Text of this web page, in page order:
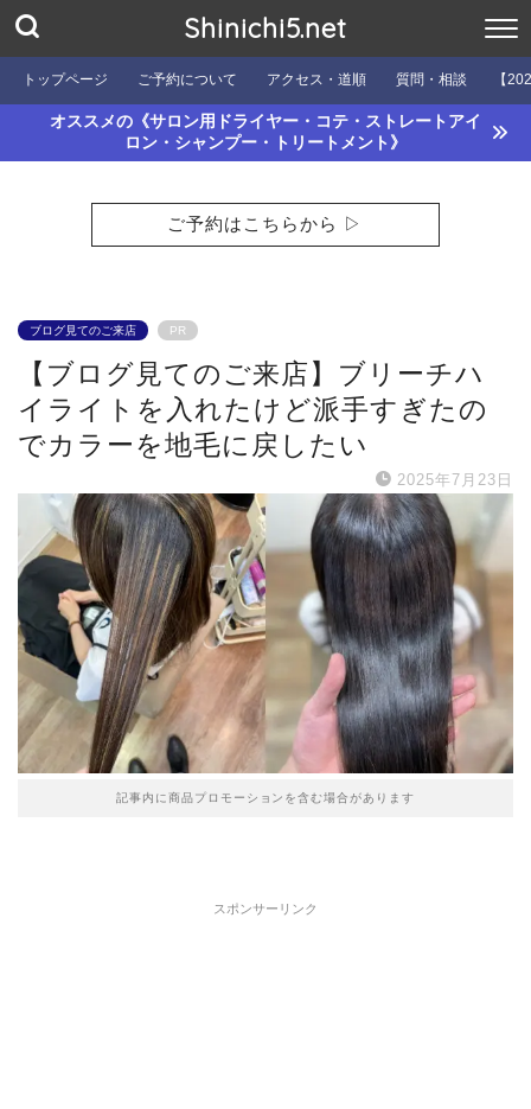
Shinichi5.net
トップページ ご予約について アクセス・道順 質問・相談 【
オススメの《サロン用ドライヤー・コテ・ストレートアイ
ロン・シャンプー・トリートメント》
ご予約はこちらから ▷
ブログ見てのご来店 PR
【ブログ見てのご来店】ブリーチハ
イライトを入れたけど派手すぎたの
でカラーを地毛に戻したい
2025年7月23日
記事内に商品プロモーションを含む場合があります
スポンサーリンク